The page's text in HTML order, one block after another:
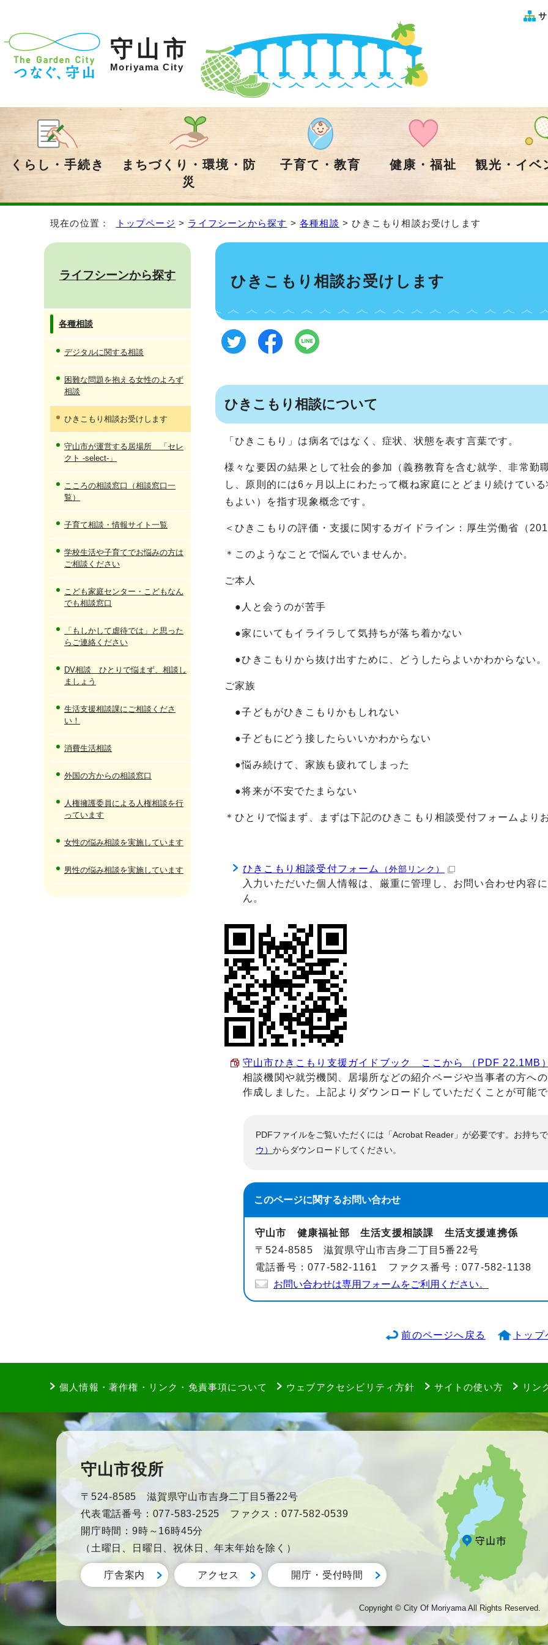
守山市
Moriyama City
くらし・手続き
まちづくり・環境・防
災
子育て・教育 健康・福祉 観光・イベ
現在の位置： トップページ > ライフシーンから探す >各種相談 > ひきこもり相談お受けします
ひきこもり相談お受けします
ひきこもり相談について
「ひきこもり」は病名ではなく、症状、状態を表す言葉です。
様々な要因の結果として社会的参加（義務教育を含む就学、非常勤
し、原則的には6ヶ月以上にわたって概ね家庭にとどまり続けてい
もよい）を指す現象概念です。
＜ひきこもりの評価・支援に関するガイドライン：厚生労働省（
＊このようなことで悩んでいませんか。
ご本人
●人と会うのが苦手
●家にいてもイライラして気持ちが落ち着かない
●ひきこもりから抜け出すために、どうしたらよいかわからない。
ご家族
●子どもがひきこもりかもしれない
●子どもにどう接したらいいかわからない
●悩み続けて、家族も疲れてしまった
●将来が不安でたまらない
＊ひとりで悩まず、まずは下記のひきこもり相談受付フォームより
ひきこもり相談受付フォーム （外部リンク）
入力いただいた個人情報は、厳重に管理し、お問い合わせ内容
ん。
守山市ひきこもり支援ガイドブック ここから （PDF 22.1MB）
相談機関や就労機関、居場所などの紹介ページや当事者の方へ
作成しました。上記よりダウンロードしていただくことが可能
PDFファイルをご覧いただくには「Acrobat Reader」が必要です。お持ち
ウ） からダウンロードしてください。
このページに関するお問い合わせ
守山市 健康福祉部 生活支援相談課 生活支援連携係
〒524-8585 滋賀県守山市吉身二丁目5番22号
電話番号：077-582-1161 ファクス番号：077-582-1138
お問い合わせは専用フォームをご利用ください。
ライフシーンから探す
各種相談
デジタルに関する相談
困難な問題を抱える女性のよろず
相談
ひきこもり相談お受けします
守山市が運営する居場所 「セレ
クト -select-」
こころの相談窓口（相談窓口一
覧）
子育て相談・情報サイト一覧
学校生活や子育てでお悩みの方は
ご相談ください
こども家庭センター・こどもなん
でも相談窓口
「もしかして虐待では」と思った
らご連絡ください
DV相談 ひとりで悩まず、相談し
ましょう
生活支援相談課にご相談くださ
い！
消費生活相談
外国の方からの相談窓口
人権擁護委員による人権相談を行
っています
女性の悩み相談を実施しています
男性の悩み相談を実施しています
前のページへ戻る トッ
個人情報・著作権・リンク・免責事項について ウェブアクセシビリティ方針 サイトの使い方 リン
守山市役所
〒524-8585 滋賀県守山市吉身二丁目5番22号
代表電話番号：077-583-2525 ファクス：077-582-0539
開庁時間：9時～16時45分
（土曜日、日曜日、祝休日、年末年始を除く）
庁舎案内 アクセス 開庁・受付時間
Copyright © City Of Moriyama All Rights Reserved.